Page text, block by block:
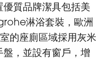
質品牌潔具包括美
淋浴套裝，歐洲
的座廁區域採用灰米
，並設有窗戶，增